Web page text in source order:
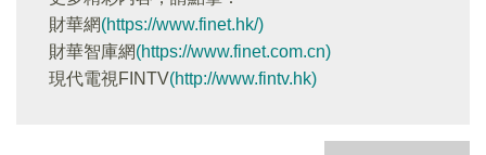
財華網(https://www.finet.hk/)
財華智庫網(https://www.finet.com.cn)
現代電視FINTV(http://www.fintv.hk)